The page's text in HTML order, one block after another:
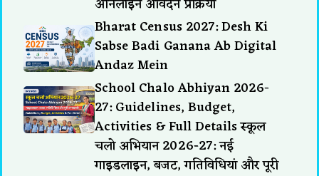
Bharat Census 2027: Desh Ki
Sabse Badi Ganana Ab Digital
Andaz Mein
School Chalo Abhiyan 2026-
27: Guidelines, Budget,
Activities & Full Details स्कूल
चलो अभियान 2026-27: नई
गाइडलाइन, बजट, गतिविधियां और पूरी